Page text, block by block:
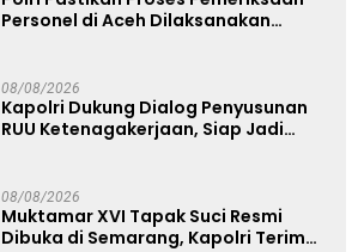
Personel di Aceh Dilaksanakan
08/08/2026
Kapolri Dukung Dialog Penyusunan
RUU Ketenagakerjaan, Siap Jadi
08/08/2026
Muktamar XVI Tapak Suci Resmi
Dibuka di Semarang, Kapolri Terima